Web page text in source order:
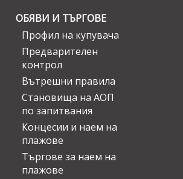
ОБЯВИ И ТЪРГОВЕ
Профил на купувача
Предварителен
контрол
Вътрешни правила
Становища на АОП
по запитвания
Концесии и наем на
плажове
Търгове за наем на
плажове